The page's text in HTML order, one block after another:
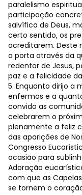
paralelismo
participação
salvífica de Deus,
certo sentido, os
acreditarem. Deste
a porta através da
redentor de Jesus,
paz e a felicidade
5. Enquanto dirijo a
enfermos e a
convido as
celebrarem o
plenamente a feliz
das aparições de
Congresso
ocasião para
Adoração
com que as
se tornem o